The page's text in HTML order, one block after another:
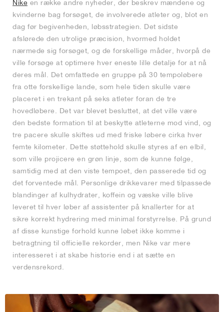
Nike en række andre nyheder, der beskrev mændene og
kvinderne bag forsøget, de involverede atleter og, blot en
dag før begivenheden, løbsstrategien. Det sidste
afslørede den utrolige præcision, hvormed holdet
nærmede sig forsøget, og de forskellige måder, hvorpå de
ville forsøge at optimere hver eneste lille detalje for at nå
deres mål. Det omfattede en gruppe på 30 tempoløbere
fra otte forskellige lande, som hele tiden skulle være
placeret i en trekant på seks atleter foran de tre
hovedløbere. Det var blevet besluttet, at det ville være
den bedste formation til at beskytte atleterne mod vind, og
tre pacere skulle skiftes ud med friske løbere cirka hver
femte kilometer. Dette støttehold skulle styres af en elbil,
som ville projicere en grøn linje, som de kunne følge,
samtidig med at den viste tempoet, den passerede tid og
det forventede mål. Personlige drikkevarer med tilpassede
blandinger af kulhydrater, koffein og væske ville blive
leveret til hver løber af assistenter på knallerter for at
sikre korrekt hydrering med minimal forstyrrelse. På grund
af disse kunstige forhold kunne løbet ikke komme i
betragtning til officielle rekorder, men Nike var mere
interesseret i at skabe historie end i at sætte en
verdensrekord.